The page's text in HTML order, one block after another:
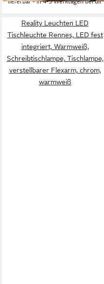
Helligkeitsstufen
lieferbar - in 4-5 Werktagen bei dir
Reality Leuchten LED
Tischleuchte Rennes, LED fest
integriert, Warmweiß,
Schreibtischlampe, Tischlampe,
verstellbarer Flexarm, chrom,
warmweiß